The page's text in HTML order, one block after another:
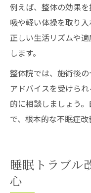
例えば、整体の効果
吸や軽い体操を取り
正しい生活リズムや
します。
整体院では、施術後
アドバイスを受けら
的に相談しましょう
で、根本的な不眠症改
睡眠トラブル
心